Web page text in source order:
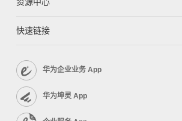
快速链接
华为企业业务 App
华为坤灵 App